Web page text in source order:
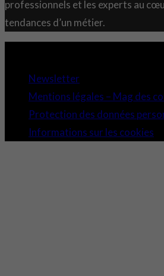
professionnels et les experts au
tendances d’un métier.
Newsletter
Mentions légales – Mag des
Protection des données
Informations sur les cookies